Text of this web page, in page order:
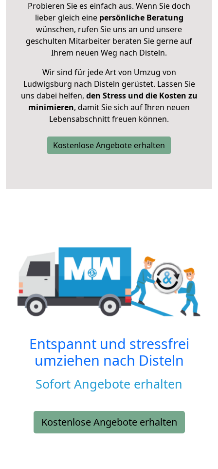
Probieren Sie es einfach aus. Wenn Sie doch
lieber gleich eine persönliche Beratung
wünschen, rufen Sie uns an und unsere
geschulten Mitarbeiter beraten Sie gerne auf
Ihrem neuen Weg nach Disteln.
Wir sind für jede Art von Umzug von
Ludwigsburg nach Disteln gerüstet. Lassen Sie
uns dabei helfen, den Stress und die Kosten zu
minimieren, damit Sie sich auf Ihren neuen
Lebensabschnitt freuen können.
Kostenlose Angebote erhalten
Entspannt und stressfrei
umziehen nach Disteln
Sofort Angebote erhalten
Kostenlose Angebote erhalten